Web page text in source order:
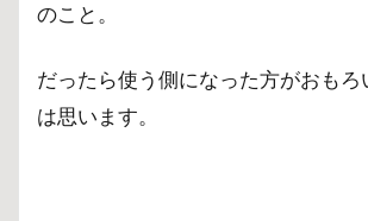
のこと。
だったら使う側になった方がおもろ
は思います。